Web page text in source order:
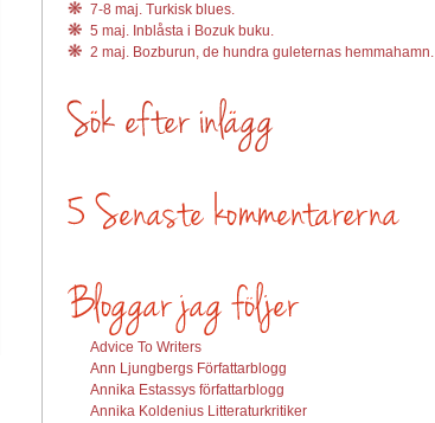
7-8 maj. Turkisk blues.
5 maj. Inblåsta i Bozuk buku.
2 maj. Bozburun, de hundra guleternas hemmahamn.
Advice To Writers
Ann Ljungbergs Författarblogg
Annika Estassys författarblogg
Annika Koldenius Litteraturkritiker